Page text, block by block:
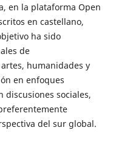
en la plataforma Open
en castellano,
ha sido
de
humanidades y
en enfoques
sociales,
del sur global.